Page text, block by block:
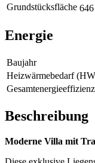
Grundstücksfläche
Energie
Baujahr
Heizwärmebedarf
Beschreibung
Moderne Villa mit